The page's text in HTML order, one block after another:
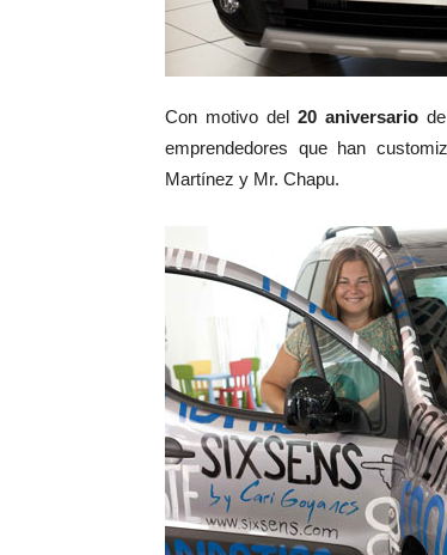
Con motivo del20 aniversario
emprendedores que han
Martínez y Mr. Chapu.